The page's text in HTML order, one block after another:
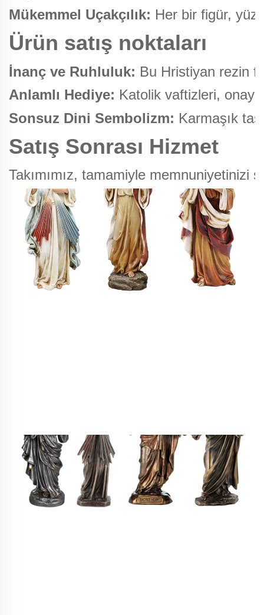
Mükemmel Uçakçılık: Her bir figür, yüz
Ürün satış noktaları
İnanç ve Ruhluluk: Bu Hristiyan rezin
Anlamlı Hediye: Katolik vaftizleri,
Sonsuz Dini Sembolizm: Karmaşık
Satış Sonrası Hizmet
Takımımız, tamamiyle